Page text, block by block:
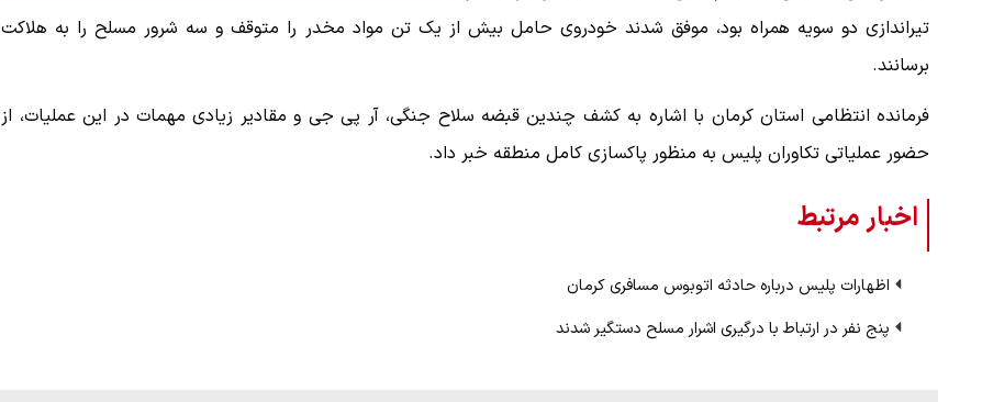
تیراندازی دو سویه همراه بود، موفق شدند خودروی حامل بیش از یک تن مواد مخدر را متوقف و سه شرور مسلح را به هلاکت
برسانند.
فرمانده انتظامی استان کرمان با اشاره به کشف چندین قبضه سلاح جنگی، آر پی جی و مقادیر زیادی مهمات در این عملیات، از
حضور عملیاتی تکاوران پلیس به منظور پاکسازی کامل منطقه خبر داد.
اخبار مرتبط
اظهارات پلیس درباره حادثه اتوبوس مسافری کرمان
پنج نفر در ارتباط با درگیری اشرار مسلح دستگیر شدند